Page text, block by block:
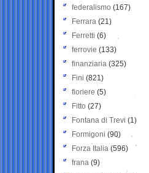
federalismo (167)
Ferrara (21)
Ferretti (6)
ferrovie (133)
finanziaria (325)
Fini (821)
fioriere (5)
Fitto (27)
Fontana di Trevi (1)
Formigoni (90)
Forza Italia (596)
frana (9)